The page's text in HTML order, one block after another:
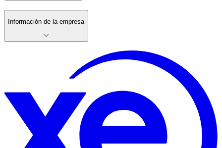
Información de la empresa